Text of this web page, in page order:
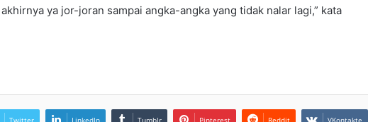
ya jor-joran sampai angka-angka yang tidak nalar lagi,” kata